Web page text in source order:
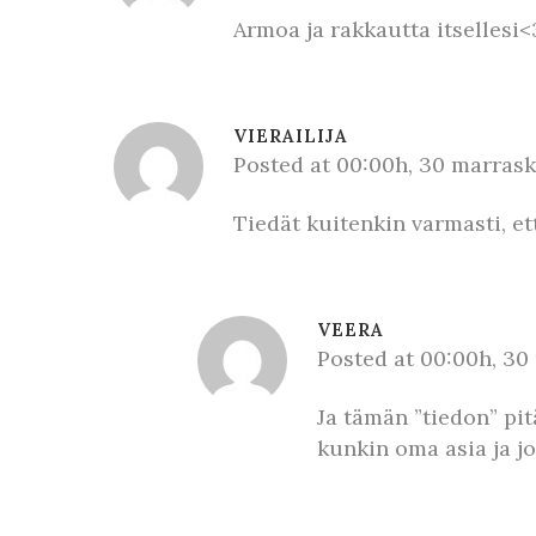
Armoa ja rakkautta
VIERAILIJA
Posted at 00:00h, 30
Tiedät kuitenkin varmasti,
VEERA
Posted at 00:00h,
Ja tämän ”tiedon”
kunkin oma asia ja